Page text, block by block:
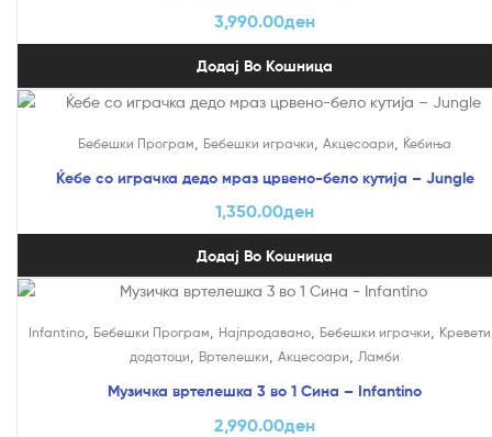
3,990.00ден
Додај Во Кошница
Бебешки Програм Бебешки играчки Акцесоари Ќебиња
Ќебе со играчка дедо мраз црвено-бело кутија – Jungle
1,350.00ден
Додај Во Кошница
Infantino, Бебешки Програм Најпродавано, Бебешки играчки
додатоци
Вртелешки Акцесоари Ламби
Музичка вртелешка 3 во 1 Сина – Infantino
2,990.00ден